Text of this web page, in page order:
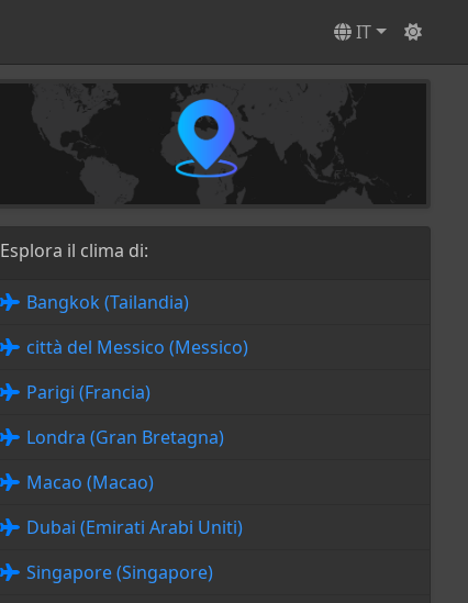
IT
Esplora il clima di:
Bangkok (Tailandia)
città del Messico (Messico)
Parigi (Francia)
Londra (Gran Bretagna)
Macao (Macao)
Dubai (Emirati Arabi Uniti)
Singapore (Singapore)